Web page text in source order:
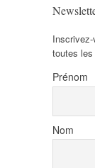
toutes
Prénom
Nom